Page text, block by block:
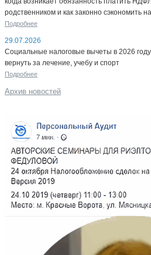
родственником и как законно сэкономить
Подробнее
29.07.2026
Социальные налоговые вычеты в 2026
вернуть за лечение, учебу и спорт
Подробнее
Архив новостей